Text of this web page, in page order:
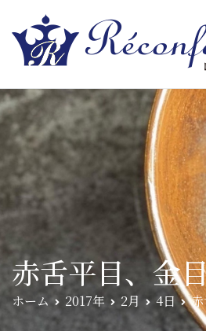
【レコンフォルテ】吹田・
ンス料理）
絵の様に見える。そんな空間で、ゆっ
じ込めたフレンチを・・・・・。
赤舌平目、金
ホーム 2017年 2月 4日